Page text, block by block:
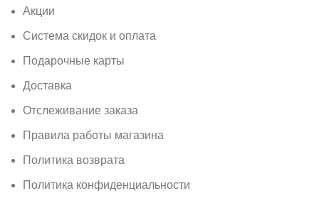
Акции
Система скидок и оплата
Подарочные карты
Доставка
Отслеживание заказа
Правила работы магазина
Политика возврата
Политика конфиденциальности